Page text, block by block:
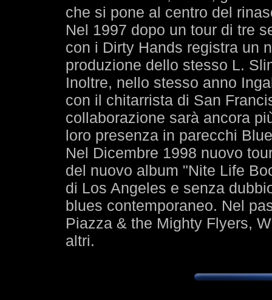
che si pone al centro del
Nel 1997 dopo un tour di tre
con i Dirty Hands registra un
produzione dello stesso L.
Inoltre, nello stesso anno
con il chitarrista di San
collaborazione sarà ancora
loro presenza in parecchi
Nel Dicembre 1998 nuovo
del nuovo album "Nite Life
di Los Angeles e senza
blues contemporaneo. Nel
Piazza & the Mighty Flyers,
altri.